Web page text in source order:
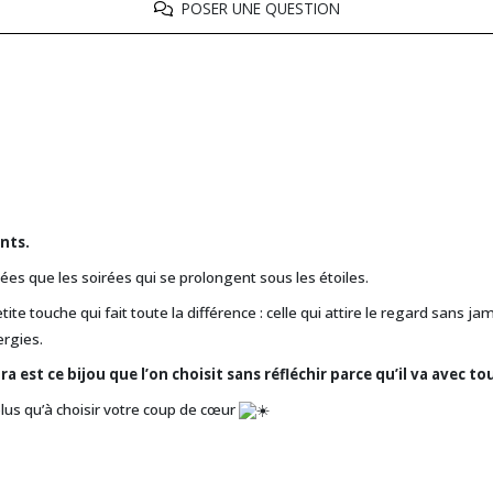
POSER UNE QUESTION
que les soirées qui se prolongent sous les étoiles.
touche qui fait toute la différence : celle qui attire le regard sans
est ce bijou que l’on choisit sans réfléchir parce qu’il va avec
qu’à choisir votre coup de cœur